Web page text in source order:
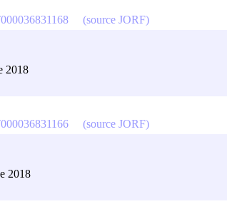
2018
(source JORF)
2018
(source JORF)